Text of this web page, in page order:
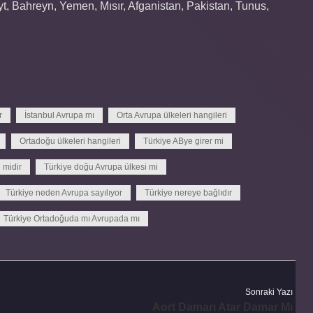
Yemen, Mısır, Afganistan, Pakistan, Tunus,
İstanbul Avrupa mı Orta Avrupa ülkeleri hangileri
Ortadoğu ülkeleri hangileri Türkiye ABye girer mi
midir Türkiye doğu Avrupa ülkesi mi
Türkiye neden Avrupa sayılıyor Türkiye nereye bağlıdır
Türkiye Ortadoğuda mı Avrupada mı
Sonraki Yazı